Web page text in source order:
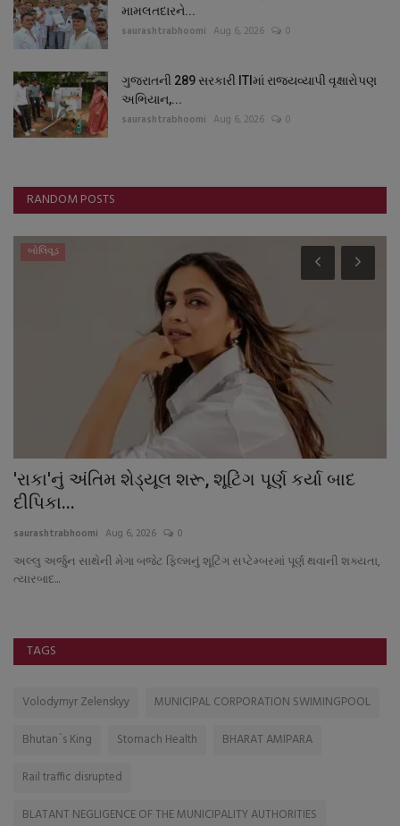
મામલતદારને...
saurashtrabhoomi Aug 6, 2026 0
ગુજરાતની 289 સરકારી ITIમાં રાજ્યવ્યાપી વૃક્ષારોપણ
અભિયાન,...
saurashtrabhoomi Aug 6, 2026 0
RANDOM POSTS
બોલિવૂડ
'રાકા'નું અંતિમ શેડ્યૂલ શરૂ, શૂટિંગ પૂર્ણ કર્યા બાદ
દીપિકા...
saurashtrabhoomi Aug 6, 2026 0
અલ્લુ અર્જુન સાથેની મેગા બજેટ ફિલ્મનું શૂટિંગ સપ્ટેમ્બરમાં પૂર્ણ થવાની શક્યતા,
ત્યારબાદ...
TAGS
Volodymyr Zelenskyy
MUNICIPAL CORPORATION SWIMINGPOOL
Bhutan`s King
Stomach Health
BHARAT AMIPARA
Rail traffic disrupted
BLATANT NEGLIGENCE OF THE MUNICIPALITY AUTHORITIES